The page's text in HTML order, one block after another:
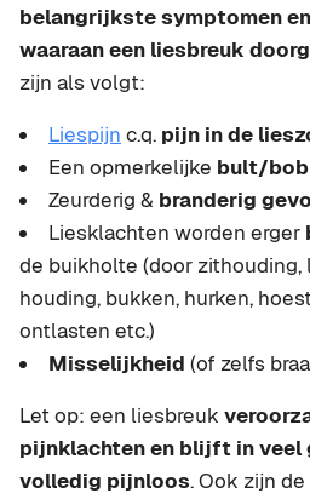
belangrijkste symptomen
waaraan een liesbreuk
zijn als volgt:
Liespijn c.q. pijn in de
Een opmerkelijke bult/
Zeurderig & branderig
Liesklachten worden erger
de buikholte (door zithouding,
houding, bukken, hurken,
ontlasten etc.)
Misselijkheid (of zelfs
Let op: een liesbreuk
pijnklachten en blijft in veel
volledig pijnloos. Ook zijn